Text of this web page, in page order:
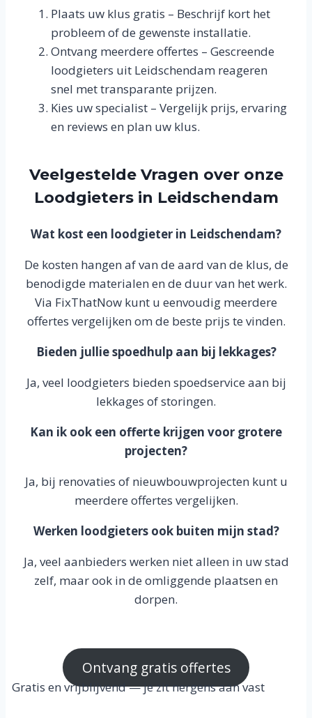
Plaats uw klus gratis – Beschrijf kort het
probleem of de gewenste installatie.
Ontvang meerdere offertes – Gescreende
loodgieters uit Leidschendam reageren
snel met transparante prijzen.
Kies uw specialist – Vergelijk prijs, ervaring
en reviews en plan uw klus.
Veelgestelde Vragen over onze
Loodgieters in Leidschendam
Wat kost een loodgieter in Leidschendam?
De kosten hangen af van de aard van de klus, de
benodigde materialen en de duur van het werk.
Via FixThatNow kunt u eenvoudig meerdere
offertes vergelijken om de beste prijs te vinden.
Bieden jullie spoedhulp aan bij lekkages?
Ja, veel loodgieters bieden spoedservice aan bij
lekkages of storingen.
Kan ik ook een offerte krijgen voor grotere
projecten?
Ja, bij renovaties of nieuwbouwprojecten kunt u
meerdere offertes vergelijken.
Werken loodgieters ook buiten mijn stad?
Ja, veel aanbieders werken niet alleen in uw stad
zelf, maar ook in de omliggende plaatsen en
dorpen.
Ontvang gratis offertes
Gratis en vrijblijvend — je zit nergens aan vast